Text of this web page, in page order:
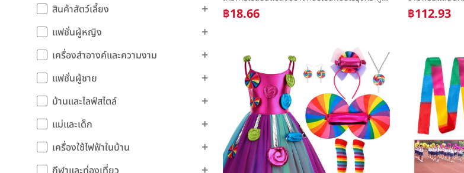
สินค้าสัตว์เลี้ยง
แฟชั่นผู้หญิง
เครื่องสำอางค์และความงาม
แฟชั่นผู้ชาย
บ้านและไลฟ์สไตล์
แม่และเด็ก
เครื่องใช้ไฟฟ้าในบ้าน
฿18.66 ฿112.93